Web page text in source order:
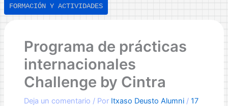
FORMACIÓN Y ACTIVIDADES
Programa de prácticas
internacionales
Challenge by Cintra
Deja un comentario / Por Itxaso Deusto Alumni / 17